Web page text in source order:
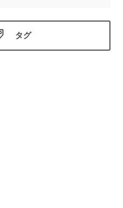
タグ